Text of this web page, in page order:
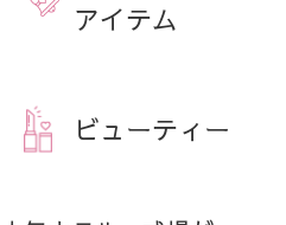
アイテム
ビューティー